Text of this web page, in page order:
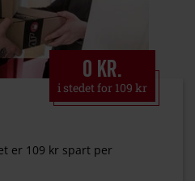
0 kr.
i stedet for 109 kr
er 109 kr spart per